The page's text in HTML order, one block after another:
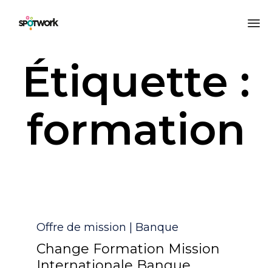
Étiquette :
formation
Catégorie
Offre de mission | Banque
Change Formation Mission